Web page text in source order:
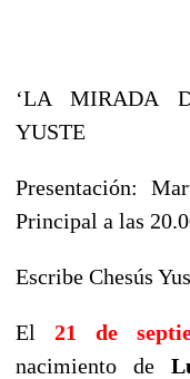
‘LA MIRADA
YUSTE
Presentación:
Principal a las
Escribe Chesús
El 21 de
nacimiento de